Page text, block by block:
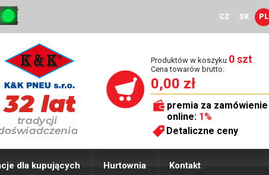
CZ SK PL
Produktów w koszyku 0 szt
Cena towarów brutto:
0,00 zł
premia za zamówienie
online: 1%
Detaliczne ceny
dla kupujących Hurtownia Kontakt